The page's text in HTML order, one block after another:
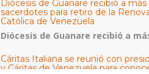
Diócesis de Guanare recibió a
sacerdotes para retiro de la
Católica de Venezuela
Diócesis de Guanare recibió a
Cáritas Italiana se reunió con
y Cáritas de Venezuela para